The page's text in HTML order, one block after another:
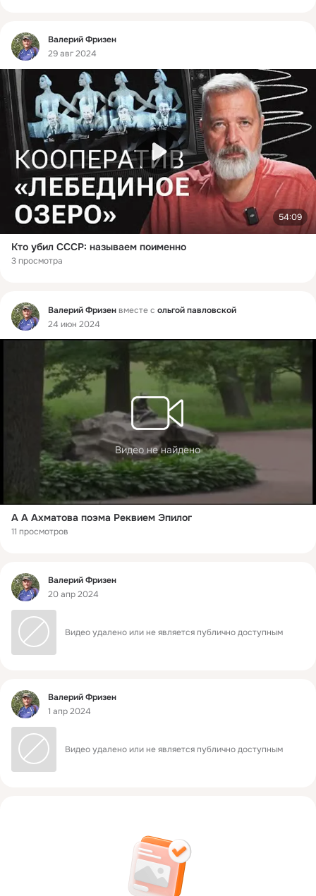
Фид
Валерий Фризен
29 авг 2024
54:09
Кто убил СССР: называем поименно
3 просмотра
Фид Валерий Фризенвместе с ольгой павловской
24 июн 2024
Видео не найдено
А А Ахматова поэма Реквием Эпилог
11 просмотров
Фид
Валерий Фризен
20 апр 2024
Видео удалено или не является публично доступным
Фид
Валерий Фризен
1 апр 2024
Видео удалено или не является публично доступным